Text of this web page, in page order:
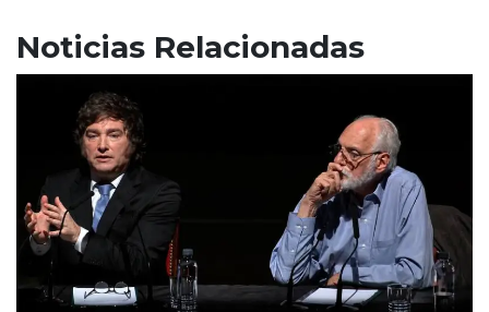
Noticias Relacionadas